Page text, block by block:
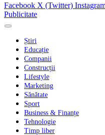
Facebook X (Twitter)
Publicitate
Știri
Educație
Companii
Construcții
Lifestyle
Marketing
Sănătate
Sport
Business & Finanțe
Tehnologie
Timp liber